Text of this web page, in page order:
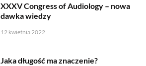
XXXV Congress of Audiology – nowa
dawka wiedzy
12 kwietnia 2022
Jaka długość ma znaczenie?